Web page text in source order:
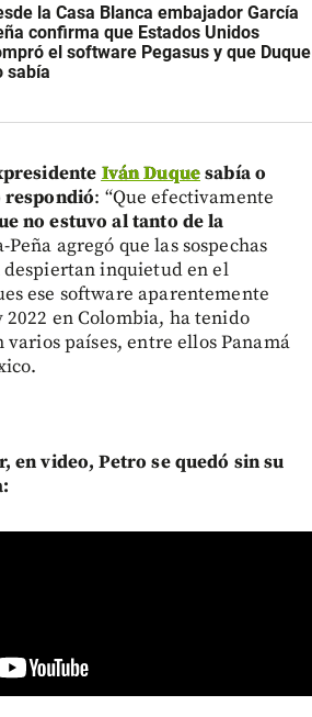
la Casa Blanca embajador García
confirma que Estados Unidos
el software Pegasus y que Duque
sabía
Iván Duquesabía o
: “Que efectivamente
no estuvo al tanto de la
Peña agregó que las sospechas
inquietud en el
ese software aparentemente
2022 en Colombia, ha tenido
varios países, entre ellos Panamá
en video, Petro se quedó sin su